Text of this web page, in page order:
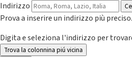
Indirizzo
Prova a inserire un indirizzo più preciso.
Digita e seleziona l'indirizzo per
Trova la colonnina piú vicina